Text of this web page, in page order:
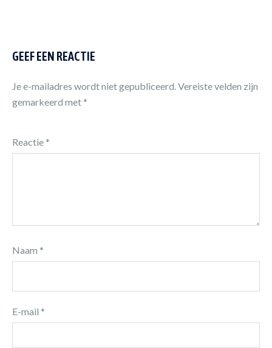
GEEF EEN REACTIE
Je e-mailadres wordt niet gepubliceerd.Vereiste velden zijn
gemarkeerd met *
Reactie *
Naam *
E-mail *